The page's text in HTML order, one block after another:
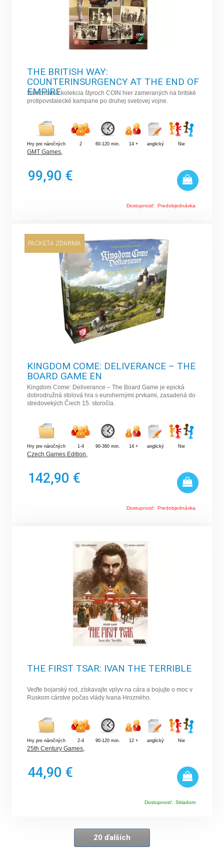
THE BRITISH WAY:
COUNTERINSURGENCY AT THE END OF
EMPIRE
Samostatná kolekcia štyroch COIN hier zameraných na britské
protipovstalecké kampane po druhej svetovej vojne.
Hry pre náročných 2 60-120 min. 14 + anglický Nie
GMT Games
99,90 €
Dostupnosť: Predobjednávka
PACKETA ZDARMA
KINGDOM COME: DELIVERANCE – THE
BOARD GAME EN
Kingdom Come: Deliverance – The Board Game je epická
dobrodružná stolová hra s eurohernými prvkami, zasadená do
stredovekých Čiech 15. storočia.
Hry pre náročných 1-4 90-360 min. 14 + anglický Nie
Czech Games Edition,
142,90 €
Dostupnosť: Predobjednávka
THE FIRST TSAR: IVAN THE TERRIBLE
Veďte bojarský rod, získavajte vplyv na cára a bojujte o moc v
Ruskom cárstve počas vlády Ivana Hrozného.
Hry pre náročných 2-4 90-120 min. 12 + anglický Nie
25th Century Games,
44,90 €
Dostupnosť: Skladom
20 ďalších